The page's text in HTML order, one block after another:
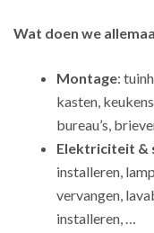
Wat doen we
Montage:
kasten,
bureau’s,
Elektriciteit &
installeren,
vervangen,
installeren, …